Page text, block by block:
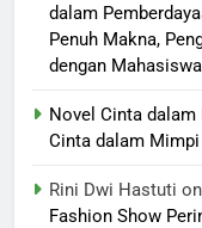
dalam
Penuh Makna,
dengan
Novel Cinta dalam
Cinta dalam
Rini Dwi Hastuti on
Fashion Show